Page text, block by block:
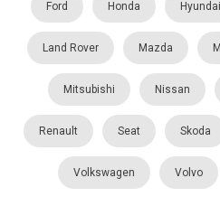
Ford Honda Hyundai
Land Rover Mazda
Mitsubishi Nissan
Renault Seat Skoda
Volkswagen Volvo